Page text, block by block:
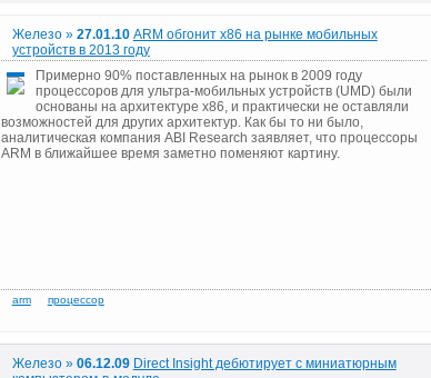
Железо »27.01.10 ARM обгонит x86 на рынке мобильных
устройств в 2013 году
Примерно 90% поставленных на рынок в 2009 году
процессоров для ультра-мобильных устройств (UMD) были
основаны на архитектуре x86, и практически не оставляли
возможностей для других архитектур. Как бы то ни было,
аналитическая компания ABI Research заявляет, что процессоры
ARM в ближайшее время заметно поменяют картину.
Железо »06.12.09 Direct Insight дебютирует с миниатюрным